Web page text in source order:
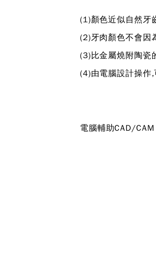
(1)顏色近似自然牙
(2)牙肉顏色不會因
(3)比金屬燒附陶瓷
(4)由電腦設計操作
電腦輔助CAD/